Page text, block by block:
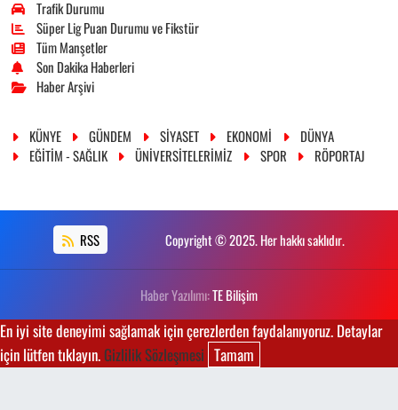
Trafik Durumu
Süper Lig Puan Durumu ve Fikstür
Tüm Manşetler
Son Dakika Haberleri
Haber Arşivi
KÜNYE GÜNDEM SİYASET EKONOMİ
DÜNYA
EĞİTİM - SAĞLIK
ÜNİVERSİTELERİMİZ SPOR RÖPORTAJ
RSS Copyright © 2025. Her hakkı saklıdır.
Haber Yazılımı:TE Bilişim
En iyi site deneyimi sağlamak için çerezlerden faydalanıyoruz. Detaylar
için lütfen tıklayın.Gizlilik Sözleşmesi Tamam